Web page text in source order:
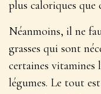
plus caloriques que
Néanmoins, il ne
grasses qui sont
certaines vitamines
légumes. Le tout